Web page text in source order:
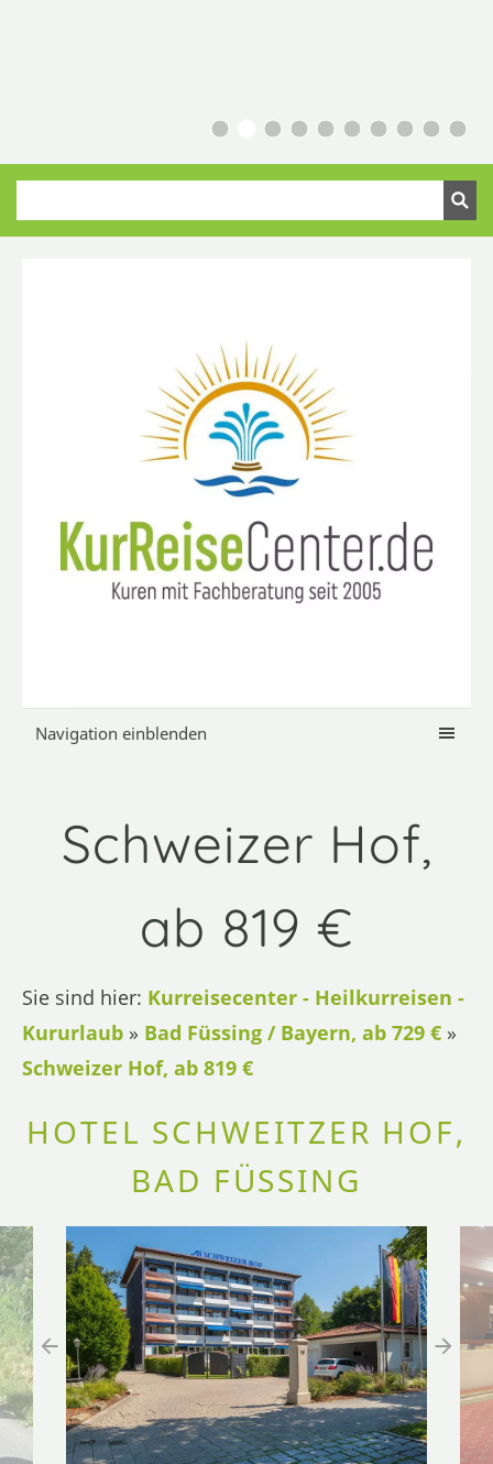
Navigation einblenden
Schweizer Hof,
ab 819 €
Sie sind hier: Kurreisecenter - Heilkurreisen -
Kururlaub » Bad Füssing / Bayern, ab 729 € »
Schweizer Hof, ab 819 €
HOTEL SCHWEITZER HOF,
BAD FÜSSING